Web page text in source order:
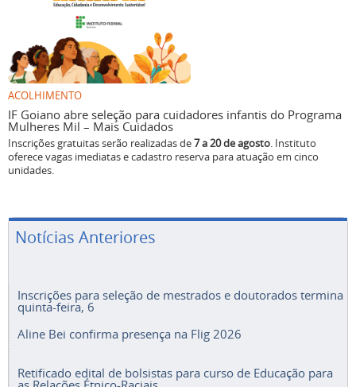
ACOLHIMENTO
IF Goiano abre seleção para cuidadores infantis do Programa
Mulheres Mil – Mais Cuidados
Inscrições gratuitas serão realizadas de7 a 20 de agosto. Instituto
oferece vagas imediatas e cadastro reserva para atuação em cinco
unidades.
Notícias Anteriores
Inscrições para seleção de mestrados e doutorados termina
quinta-feira, 6
Aline Bei confirma presença na Flig 2026
Retificado edital de bolsistas para curso de Educação para